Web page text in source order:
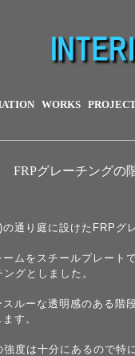
WORKS
グレーチングの
通り庭に設けたFRPグ
ムをスチールプレート
グとしました。
ルーな透明感のある階
す。
強度は十分にあるので特